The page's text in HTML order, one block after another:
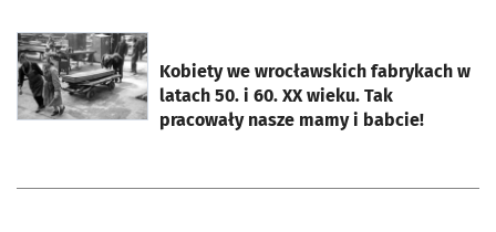
Kobiety we wrocławskich fabrykach w
latach 50. i 60. XX wieku. Tak
pracowały nasze mamy i babcie!
otworzy się w nowej karcie